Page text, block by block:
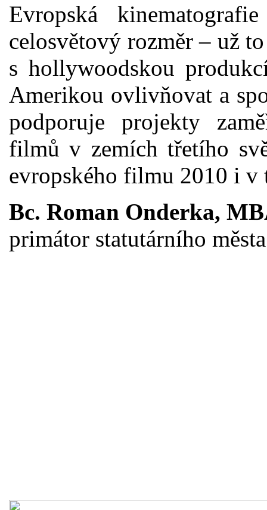
Evropská
celosvětový rozměr – už
s hollywoodskou
Amerikou ovlivňovat a
podporuje projekty
filmů v zemích třetího
evropského filmu 2010 i v
Bc. Roman Onderka,
primátor statutárního